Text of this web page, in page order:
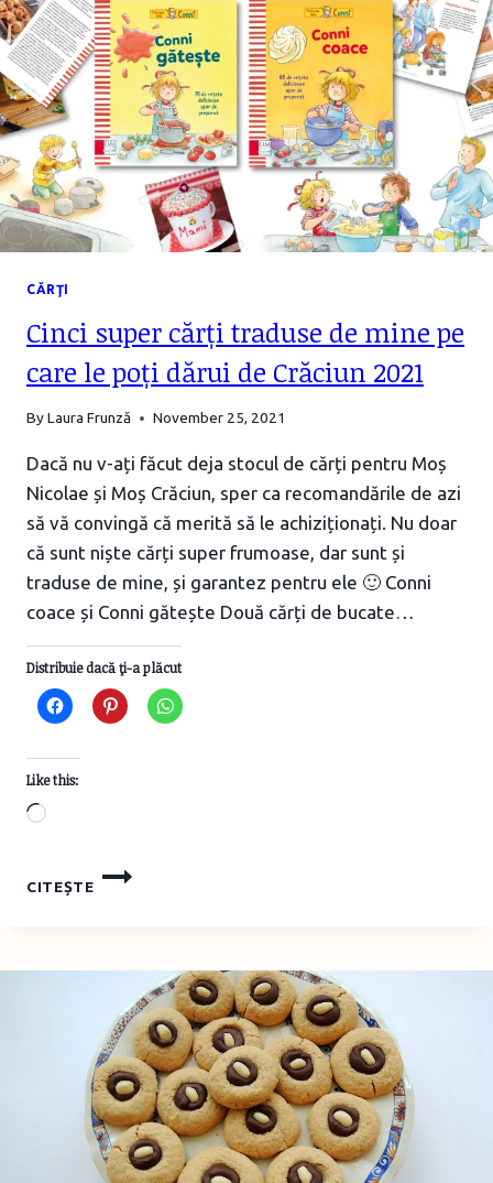
DESCĂRCAT
CĂRŢI
Cinci super cărți traduse de mine pe
care le poți dărui de Crăciun 2021
ByLaura Frunză November 25, 2021
Dacă nu v-ați făcut deja stocul de cărți pentru Moș
Nicolae și Moș Crăciun, sper ca recomandările de azi
să vă convingă că merită să le achiziționați. Nu doar
că sunt niște cărți super frumoase, dar sunt și
traduse de mine, și garantez pentru ele 🙂 Conni
coace și Conni gătește Două cărți de bucate…
Distribuie dacă ţi-a plăcut
Like this:
Loading…
CITEȘTE
CINCI
SUPER
CARE
LE
POȚI
DĂRUI
DE
CRĂCIUN
2021